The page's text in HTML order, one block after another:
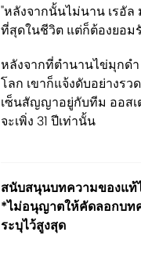
"หลังจากนั้นไม่นาน เรอัล
ที่สุดในชีวิต แต่ก็ต้องยอม
หลังจากที่ตำนานไข่มุกดำ
โลก เขาก็แจ้งดับอย่างรว
เซ็นสัญญาอยู่กับทีม ออสเ
จะเพิ่ง 31 ปีเท่านั้น
สนับสนุนบทความของแท้
*ไม่อนุญาตให้คัดลอกบท
ระบุไว้สูงสุด